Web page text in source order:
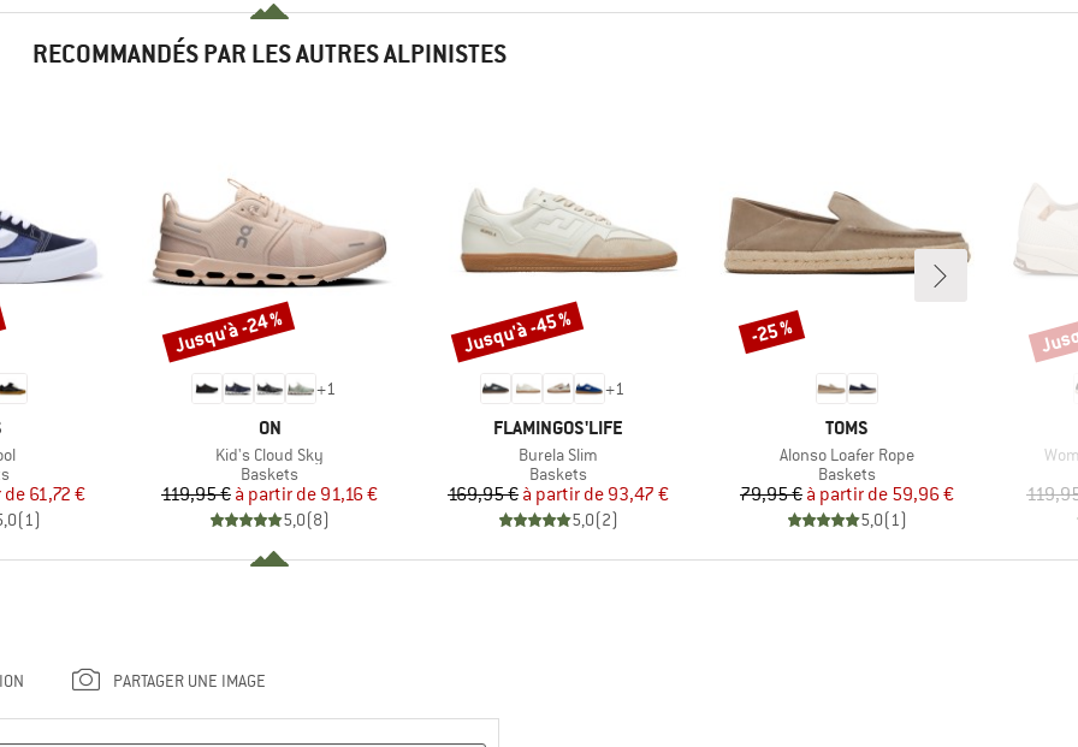
RECOMMANDÉS PAR LES AUTRES ALPINISTES
group
réduit
de 61,72 €
(1)
+1
MARQUE
ON
Article
Kid's Cloud Sky
Product group
Baskets
Prix
119,95 € Prix réduit
à partir de 91,16 €
5,0(8)
Remise
Jusqu'à -24 %
+1
MARQUE
FLAMINGOS'LIFE
Article
Burela Slim
Product group
Baskets
Prix
169,95 € Prix réduit
à partir de 93,47 €
5,0(2)
Remise
Jusqu'à -45 %
MARQUE
TOMS
Article
Alonso Loafer Rope
Product group
Baskets
Prix
79,95 € Prix réduit
à partir de 59,96 €
5,0(1)
Remise
-25 %
PARTAGER UNE IMAGE